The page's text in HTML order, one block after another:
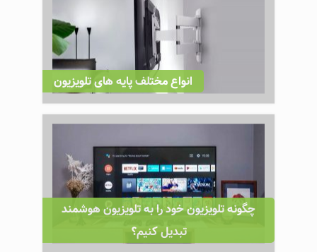
انواع مختلف پایه های تلویزیون
چگونه تلویزیون خود را به تلویزیون هوشمند
تبدیل کنیم؟